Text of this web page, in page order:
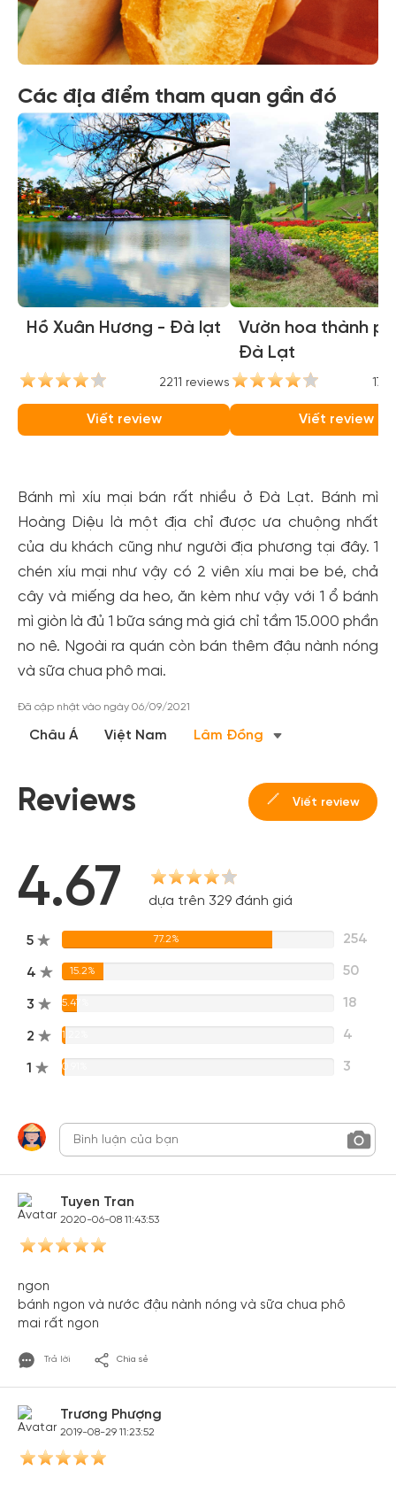
Các địa điểm tham quan gần đó
Hồ Xuân Hương - Đà lạt
2211 reviews
Viết review
Vườn hoa thành
Đà Lạt
Viết review
Bánh mì xíu mại bán rất nhiều ở Đà Lạt. Bánh mì
Hoàng Diệu là một địa chỉ được ưa chuộng nhất
của du khách cũng như người địa phương tại đây. 1
chén xíu mại như vậy có 2 viên xíu mại be bé, chả
cây và miếng da heo, ăn kèm như vậy với 1 ổ bánh
mì giòn là đủ 1 bữa sáng mà giá chỉ tầm 15.000 phần
no nê. Ngoài ra quán còn bán thêm đậu nành nóng
và sữa chua phô mai.
Đã cập nhật vào ngày 06/09/2021
Châu Á Việt Nam Lâm Đồng
Reviews Viết review
4.67 dựa trên 329 đánh giá
5 77.2% 254
4 15.2% 50
3 5.47% 18
2 1.22% 4
1 0.91% 3
Tuyen Tran
2020-06-08 11:43:53
ngon
bánh ngon và nước đậu nành nóng và sữa chua phô
mai rất ngon
Trả lời Chia sẻ
Trương Phượng
2019-08-29 11:23:52